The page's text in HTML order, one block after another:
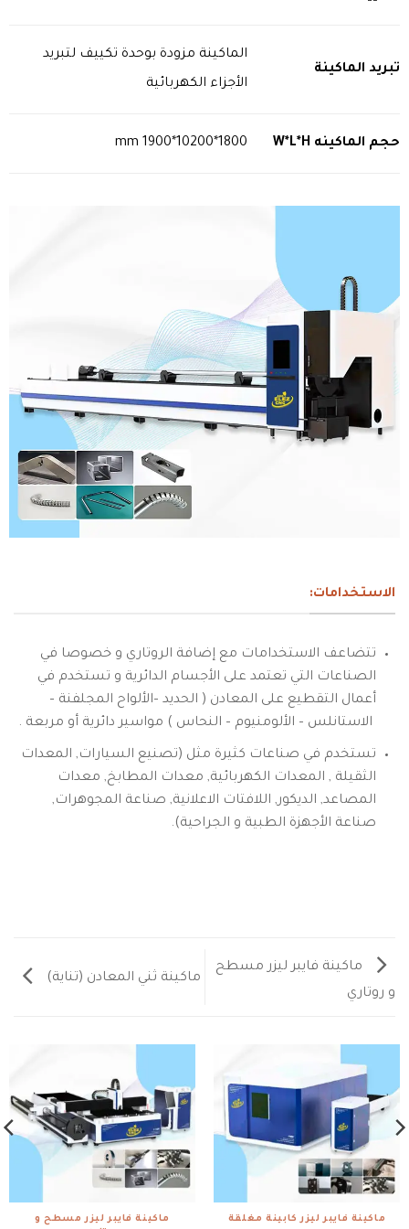
تبريد الماكينة
الماكينة مزودة بوحدة تكييف لتبريد
الأجزاء الكهربائية
حجم الماكينه W*L*H
1800*10200*1900 mm
الاستخدامات:
تتضاعف الاستخدامات مع إضافة الروتاري و خصوصا في
الصناعات التي تعتمد على الأجسام الدائرية و تستخدم في
أعمال التقطيع على المعادن ( الحديد –الألواح المجلفنة –
الاستانلس – الألومنيوم – النحاس ) مواسير دائرية أو مربعة .
تستخدم في صناعات كثيرة مثل (تصنيع السيارات, المعدات
الثقيلة , المعدات الكهربائية, معدات المطابخ, معدات
المصاعد, الديكور, اللافتات الاعلانية, صناعة المجوهرات,
صناعة الأجهزة الطبية و الجراحية).
ماكينة فايبر ليزر مسطح
و روتاري
ماكينة ثني المعادن (تناية)
ماكينة فايبر ليزر كابينة مغلقة
ماكينة فايبر ليزر مسطح و